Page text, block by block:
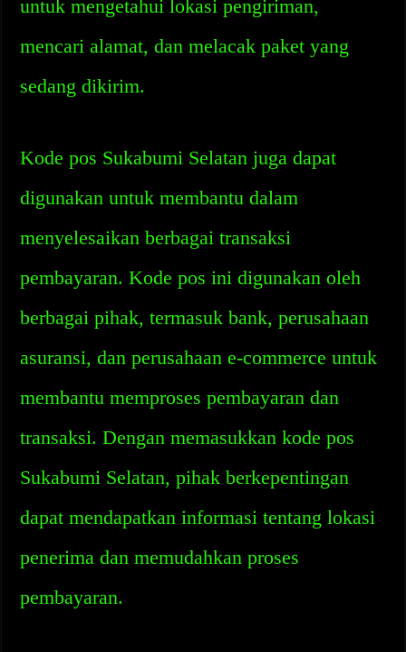
untuk mengetahui lokasi pengiriman,
mencari alamat, dan melacak paket yang
sedang dikirim.
Kode pos Sukabumi Selatan juga dapat
digunakan untuk membantu dalam
menyelesaikan berbagai transaksi
pembayaran. Kode pos ini digunakan oleh
berbagai pihak, termasuk bank, perusahaan
asuransi, dan perusahaan e-commerce untuk
membantu memproses pembayaran dan
transaksi. Dengan memasukkan kode pos
Sukabumi Selatan, pihak berkepentingan
dapat mendapatkan informasi tentang lokasi
penerima dan memudahkan proses
pembayaran.